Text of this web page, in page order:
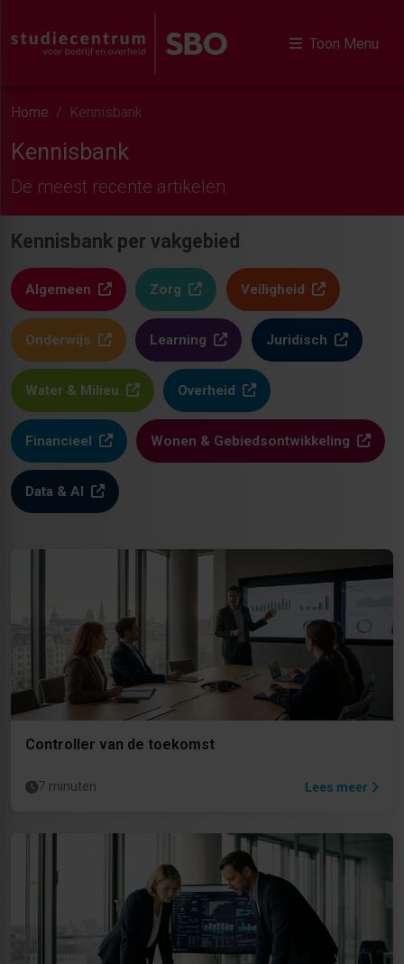
Toon Menu
Home Kennisbank
Kennisbank
De meest recente artikelen
Kennisbank per vakgebied
Algemeen Zorg Veiligheid
Onderwijs Learning Juridisch
Water & Milieu Overheid
Financieel Wonen & Gebiedsontwikkeling
Data & AI
Controller van de toekomst
7 minuten Lees meer